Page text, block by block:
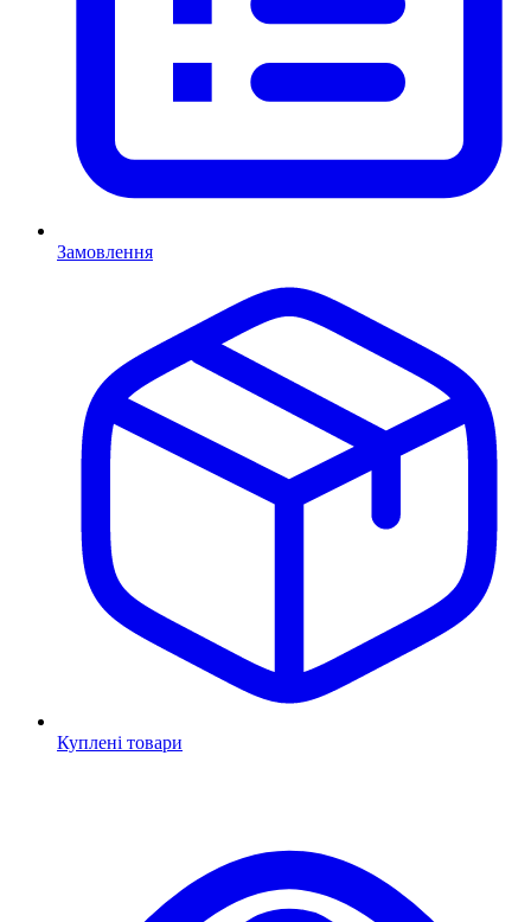
Замовлення
Куплені товари